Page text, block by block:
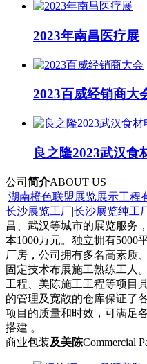
2023年南昌医疗展
2023百威经销商大
良之隆2023武汉食
公司 简介ABOUT US
湖南橙色联盟展览展示工程
长沙展览工厂|长沙展览纯工
昌、武汉等城市的展览服务
本1000万元。独立拥有5000
厂房，公司拥有多名高素质
固定技术布展施工熟练工人
工程、美陈施工工程等项目
的管理及宽敞的仓库保证了
项目的质量和时效，可满足
搭建 。
商业包装及美陈Commercial